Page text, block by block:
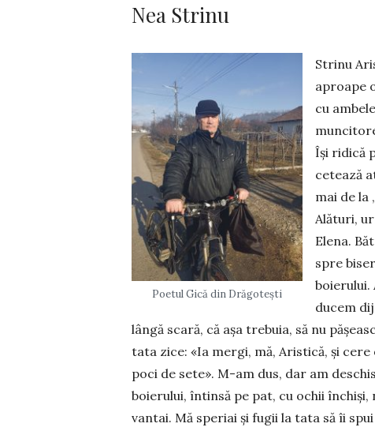
Nea Strinu
Poetul Gică din Drăgotești
Strinu
aproape
cu
Își ridică
cetează
mai de la
Alături,
Elena.
spre
boierului.
ducem
lângă scară, că așa trebuia, să nu
tata zice: «Ia mergi, mă, Aristică, și cere
poci de sete». M-am dus, dar am
boieru­lui, întinsă pe pat, cu ochii închiși,
vantai. Mă speriai și fugii la tata să îi